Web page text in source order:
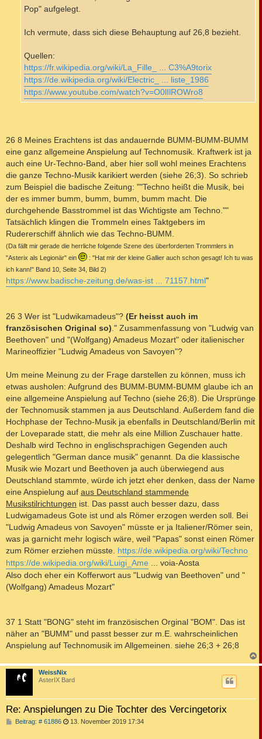
Pop" aufgelegt.
Ich vermute, dass sich diese Behauptung auf 26,8 bezieht.
Quellen:
https://fr.wikipedia.org/wiki/La_Fille_ ... C3%A9torix
https://de.wikipedia.org/wiki/Electric_ ... liste_1986
https://www.youtube.com/watch?v=O0lIlROWro8
26 8 Meines Erachtens ist das andauernde BUMM-BUMM-BUMM
eine ganz allgemeine Anspielung auf Technomusik. Kraftwerk ist ja
auch eine Ur-Techno-Band, aber hier soll wohl meines Erachtens
die ganze Techno-Musik karikiert werden (siehe 26;3). So schrieb
zum Beispiel die badische Zeitung: ""Techno heißt die Musik, bei
der es immer bumm, bumm, bumm, bumm macht. Die
durchgehende Basstrommel ist das Wichtigste am Techno.""
Tatsächlich klingen die Trommeln eines Taktgebers im
Rudererschiff ähnlich wie das Techno-BUMM.
(Da fällt mir gerade die herrliche folgende Szene des überforderten Trommlers in
"Asterix als Legionär" ein
: "Hat mir der kleine Gallier auch schon gesagt! Ich tu was
ich kann!" Band 10, Seite 34, Bild 2)
https://www.badische-zeitung.de/was-ist ... 71157.html"
26 3 Wer ist "Ludwikamadeus"? (Er heisst auch im
französischen Original so) ." Zusammenfassung von "Ludwig van
Beethoven" und "(Wolfgang) Amadeus Mozart" oder italienischer
Marineoffizier "Ludwig Amadeus von Savoyen"?
Um meine Meinung zu der Frage darstellen zu können, muss ich
etwas ausholen: Aufgrund des BUMM-BUMM-BUMM glaube ich an
eine allgemeine Anspielung auf Techno (siehe 26;8). Die Ursprünge
der Technomusik stammen ja aus Deutschland. Außerdem fand die
Hochphase der Techno-Musik ja ebenfalls in Deutschland/Berlin mit
der Loveparade statt, die mehr als eine Million Zuschauer hatte.
Deshalb wird Techno in englischsprachigen Gegenden auch
gelegentlich "German dance musik" genannt. Da die klassische
Musik wie Mozart und Beethoven ja auch überwiegend aus
Deutschland stammte, würde ich jetzt eher denken, dass der Name
eine Anspielung auf aus Deutschland stammende
Musikstilrichtungen ist. Das passt auch besser dazu, dass
Ludwigamadeus Gote ist und als Römer erzogen werden soll. Bei
"Ludwig Amadeus von Savoyen" müsste er ja Italiener/Römer sein,
was ja garnicht mehr logisch wäre, weil "Papas" sonst einen Römer
zum Römer erziehen müsste. https://de.wikipedia.org/wiki/Techno
https://de.wikipedia.org/wiki/Luigi_Ame ... voia-Aosta
Also doch eher ein Kofferwort aus "Ludwig van Beethoven" und "
(Wolfgang) Amadeus Mozart"
37 1 Statt "BONG" steht im französischen Orginal "BOM". Das ist
näher an "BUMM" und passt besser zur m.E. wahrscheinlichen
Anspielung auf Technomusik im Allgemeinen. siehe 26;3 + 26;8
a
WeissNix
AsterIX Bard
Re: Anspielungen zu Die Tochter des Vercingetorix
Beitrag: # 61886B 13. November 2019 17:34